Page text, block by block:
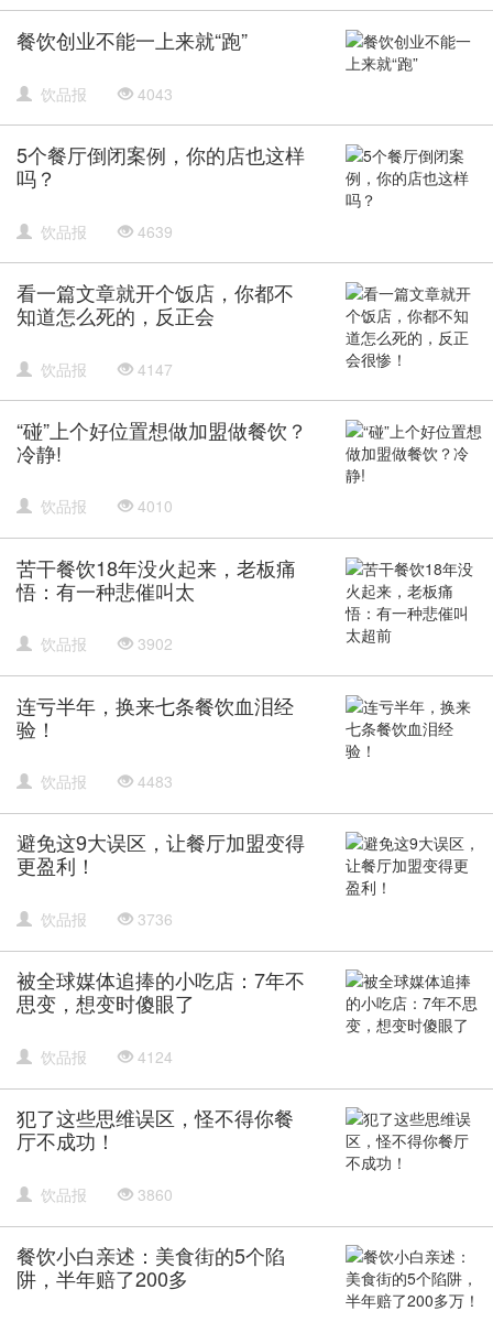
餐饮创业不能一上来就“跑”
饮品报 4043
5个餐厅倒闭案例，你的店也这样
吗？
饮品报 4639
看一篇文章就开个饭店，你都不
知道怎么死的，反正会
饮品报 4147
“碰”上个好位置想做加盟做餐饮？
冷静!
饮品报 4010
苦干餐饮18年没火起来，老板痛
悟：有一种悲催叫太
饮品报 3902
连亏半年，换来七条餐饮血泪经
验！
饮品报 4483
避免这9大误区，让餐厅加盟变得
更盈利！
饮品报 3736
被全球媒体追捧的小吃店：7年不
思变，想变时傻眼了
饮品报 4124
犯了这些思维误区，怪不得你餐
厅不成功！
饮品报 3860
餐饮小白亲述：美食街的5个陷
阱，半年赔了200多